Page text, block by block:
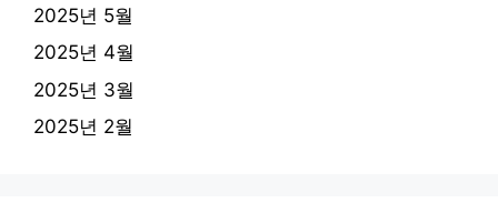
2025년 5월
2025년 4월
2025년 3월
2025년 2월